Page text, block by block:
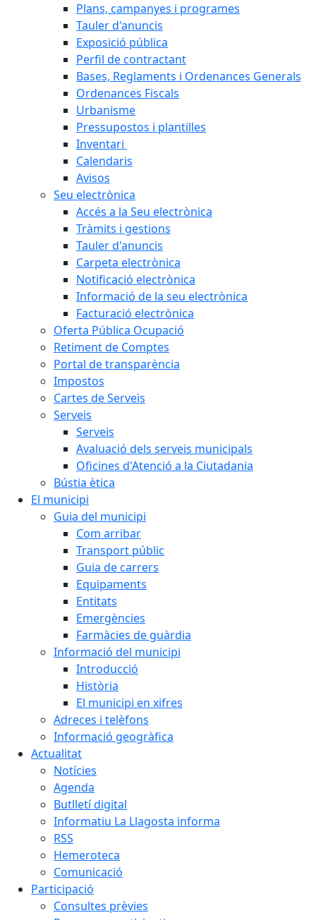
Plans, campanyes i programes
Tauler d'anuncis
Exposició pública
Perfil de contractant
Bases, Reglaments i Ordenances Generals
Ordenances Fiscals
Urbanisme
Pressupostos i plantilles
Inventari
Calendaris
Avisos
Seu electrònica
Accés a la Seu electrònica
Tràmits i gestions
Tauler d'anuncis
Carpeta electrònica
Notificació electrònica
Informació de la seu electrònica
Facturació electrònica
Oferta Pública Ocupació
Retiment de Comptes
Portal de transparència
Impostos
Cartes de Serveis
Serveis
Serveis
Avaluació dels serveis municipals
Oficines d'Atenció a la Ciutadania
Bústia ètica
El municipi
Guia del municipi
Com arribar
Transport públic
Guia de carrers
Equipaments
Entitats
Emergències
Farmàcies de guàrdia
Informació del municipi
Introducció
Història
El municipi en xifres
Adreces i telèfons
Informació geogràfica
Actualitat
Notícies
Agenda
Butlletí digital
Informatiu La Llagosta informa
RSS
Hemeroteca
Comunicació
Participació
Consultes prèvies